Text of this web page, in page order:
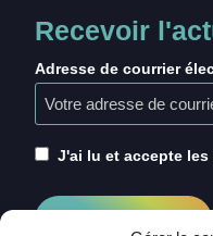
Recevoir
Adresse de courrier
J'ai lu et accepte